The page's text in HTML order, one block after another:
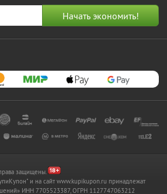
защищены.
и на сайт www.kupikupon.ru принадлежат
ИНН 7705523387, ОГРН 1127747063212